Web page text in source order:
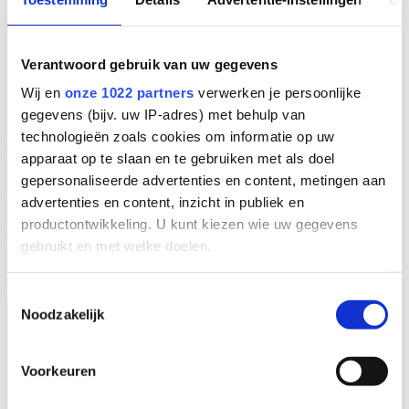
Verantwoord gebruik van uw gegevens
Wij en onze 1022 partners verwerken je persoonlijke
gegevens (bijv. uw IP-adres) met behulp van
technologieën zoals cookies om informatie op uw
apparaat op te slaan en te gebruiken met als doel
gepersonaliseerde advertenties en content, metingen aan
advertenties en content, inzicht in publiek en
productontwikkeling. U kunt kiezen wie uw gegevens
gebruikt en met welke doelen.
Informatie verzamelen over uw geografische
Uw apparaat identificeren door het actief te
scannen op specifieke eigenschappen (fingerprinting)
Noodzakelijk
Voorkeuren
Solutions
Solutions Interactive learning tool L’obésité dans les soins
Spécialiste dans la prévention des troubles musculo-squelettiques.
Des produits
Des produits Sièges de douche et sièges de toilettes Brancards de
douche Tables à langer Aide aux transferts Lève-personnes Lève-
personnes au plafond et systèmes de levage Sangles & Accessoires
Baignoires Siège élévateur Aide aux transferts Portfolio
Lopitalspareparts.nl Équipement de pesée
Base de connaissances Service
numériques